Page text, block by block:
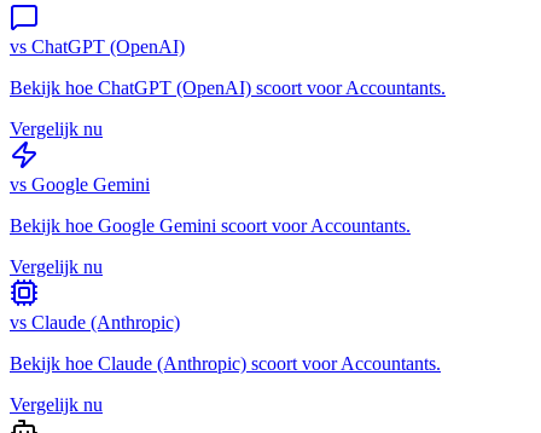
vs ChatGPT (OpenAI)
Bekijk hoe ChatGPT (OpenAI) scoort voorAccountants.
Vergelijk nu
vs Google Gemini
Bekijk hoe Google Gemini scoort voorAccountants.
Vergelijk nu
vs Claude (Anthropic)
Bekijk hoe Claude (Anthropic) scoort voorAccountants.
Vergelijk nu